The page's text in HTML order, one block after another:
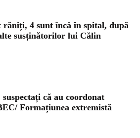
răniți, 4 sunt încă în spital, după
susținătorilor lui Călin
că au coordonat
Formațiunea extremistă